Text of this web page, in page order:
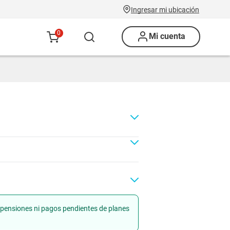
Ingresar mi ubicación
0 Mi cuenta
Renovaciónni pagos pendientes de planes